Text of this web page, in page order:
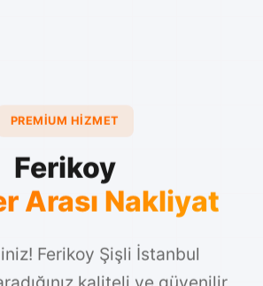
PREMIUM HIZMET
Ferikoy
Arası Nakliyat
Ferikoy Şişli İstanbul
kaliteli ve güvenilir